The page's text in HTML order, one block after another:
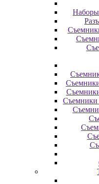
Наборы
Съемники